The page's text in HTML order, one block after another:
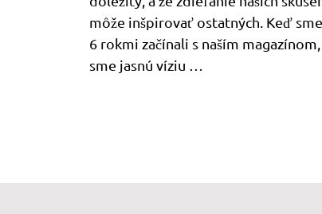
môže inšpirovať ostatných. Keď
6 rokmi začínali s naším
sme jasnú víziu …